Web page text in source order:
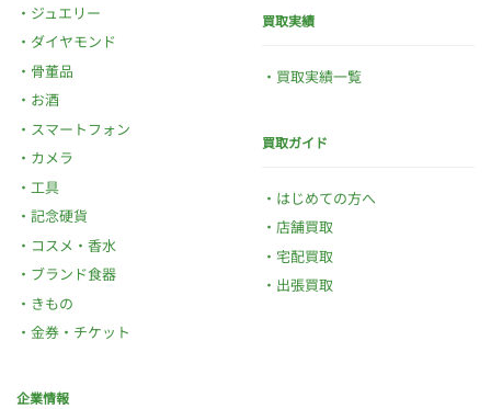
ジュエリー
ダイヤモンド
骨董品
お酒
スマートフォン
カメラ
工具
記念硬貨
コスメ・香水
ブランド食器
きもの
金券・チケット
買取実績
買取実績一覧
買取ガイド
はじめての方へ
店舗買取
宅配買取
出張買取
企業情報